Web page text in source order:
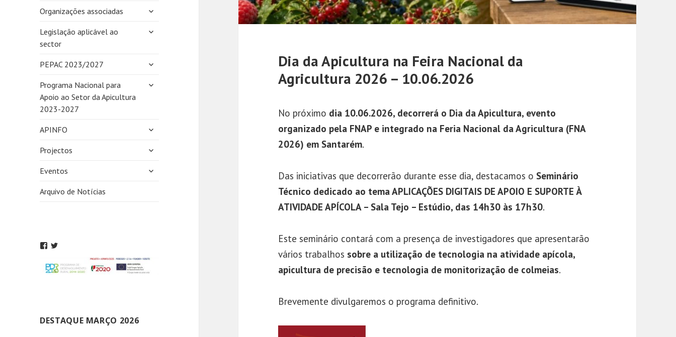
Organizações associadas
expandir
Legislação aplicável ao
sector
expandir
PEPAC 2023/2027
expandir
Programa Nacional para
Apoio ao Setor da Apicultura
2023-2027
expandir
APINFO
expandir
Projectos
expandir
Eventos
expandir
Arquivo de Notícias
DESTAQUE MARÇO 2026
Dia da Apicultura na Feira Nacional da
Agricultura 2026 – 10.06.2026
No próximo dia 10.06.2026, decorrerá o Dia da Apicultura, evento
organizado pela FNAP e integrado na Feria Nacional da Agricultura (FNA
2026) em Santarém.
Das iniciativas que decorrerão durante esse dia, destacamos o Seminário
Técnico dedicado ao tema APLICAÇÕES DIGITAIS DE APOIO E SUPORTE À
ATIVIDADE APÍCOLA – Sala Tejo – Estúdio, das 14h30 às 17h30.
Este seminário contará com a presença de investigadores que apresentarão
vários trabalhos sobre a utilização de tecnologia na atividade apícola,
apicultura de precisão e tecnologia de monitorização de colmeias.
Brevemente divulgaremos o programa definitivo.